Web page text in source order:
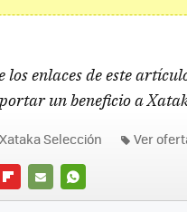
los enlaces de este
un beneficio a
E-
WHATSAPP
Xataka Selección Ver